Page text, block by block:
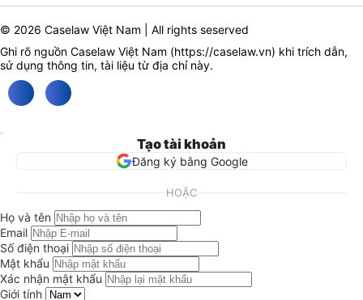
© 2026 Caselaw Việt Nam | All rights seserved
Ghi rõ nguồn Caselaw Việt Nam (https://caselaw.vn) khi trích dẫn,
sử dụng thông tin, tài liệu từ địa chỉ này.
Tạo tài khoản
Đăng ký bằng Google
HOẶC
Họ và tên
Email
Số điện thoại
Mật khẩu
Xác nhận mật khẩu
Giới tính